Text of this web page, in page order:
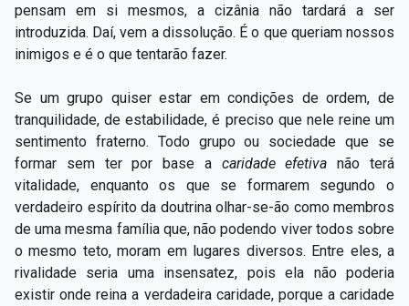
pensam em si mesmos, a cizânia não tardará a ser
introduzida. Daí, vem a dissolução. É o que queriam nossos
inimigos e é o que tentarão fazer.
Se um grupo quiser estar em condições de ordem, de
tranquilidade, de estabilidade, é preciso que nele reine um
sentimento fraterno. Todo grupo ou sociedade que se
formar sem ter por base a caridade efetivanão terá
vitalidade, enquanto os que se formarem segundo o
verdadeiro espírito da doutrina olhar-se-ão como membros
de uma mesma família que, não podendo viver todos sobre
o mesmo teto, moram em lugares diversos. Entre eles, a
rivalidade seria uma insensatez, pois ela não poderia
existir onde reina a verdadeira caridade, porque a caridade